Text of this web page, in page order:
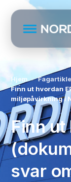
Hjem
Finn ut hvordan
miljøpåvirkning i
Finn ut
svar